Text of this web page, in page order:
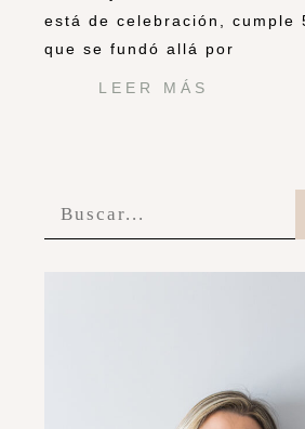
está de celebración, cumple
que se fundó allá por
LEER MÁS